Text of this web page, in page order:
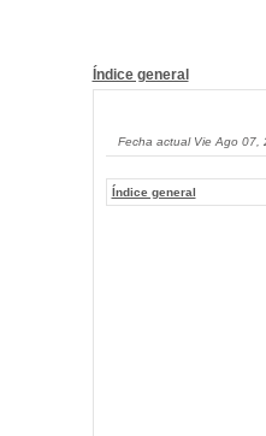
Índice general
Fecha actual Vie Ago 07,
Índice general